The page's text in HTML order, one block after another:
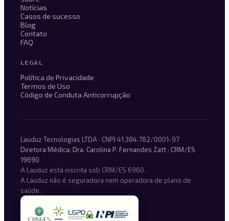
Notícias
Casos de sucesso
Blog
Contato
FAQ
LEGAL
Política de Privacidade
Termos de Uso
Código de Conduta Anticorrupção
Lauduz Tecnologias LTDA · CNPJ 41.384.782/0001-97
Diretora Médica: Dra. Carolina P. Fernandes Zatt · CRM/ES
19690
A Lauduz está inscrita sob CRM/ES 6960.
A Lauduz não é seguradora nem operadora de plano de
saúde.